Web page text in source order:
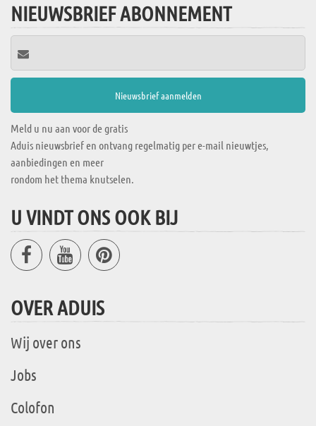
NIEUWSBRIEF ABONNEMENT
Meld u nu aan voor de gratis
Aduis nieuwsbrief en ontvang regelmatig per e-mail nieuwtjes,
aanbiedingen en meer
rondom het thema knutselen.
U VINDT ONS OOK BIJ
OVER ADUIS
Wij over ons
Jobs
Colofon